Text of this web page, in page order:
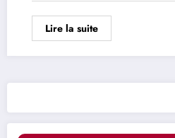
Lire la suite